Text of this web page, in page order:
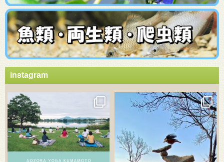
instagram
3月 18